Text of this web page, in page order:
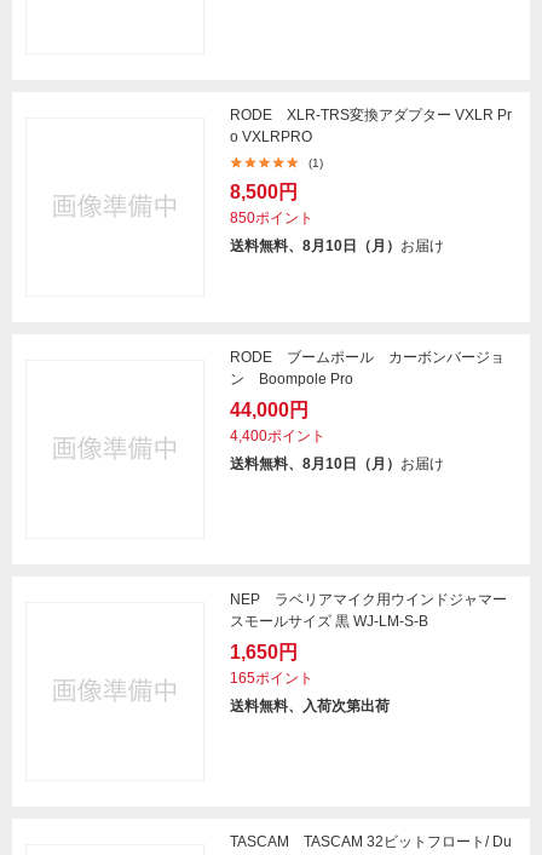
RODE XLR-TRS変換アダプター VXLR Pr
o VXLRPRO
(1)
8,500円
850ポイント
送料無料、8月10日（月） お届け
RODE ブームポール カーボンバージョ
ン Boompole Pro
44,000円
4,400ポイント
送料無料、8月10日（月） お届け
NEP ラベリアマイク用ウインドジャマー
スモールサイズ 黒 WJ-LM-S-B
1,650円
165ポイント
送料無料、入荷次第出荷
TASCAM TASCAM 32ビットフロート/ Du